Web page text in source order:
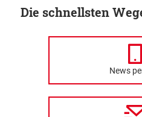
Die schnellsten
News